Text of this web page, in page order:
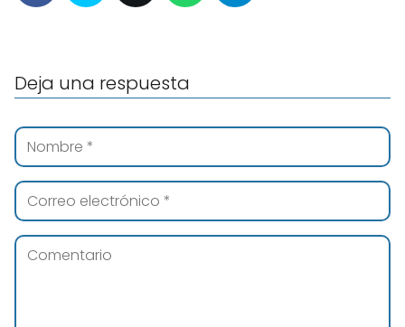
Deja una respuesta